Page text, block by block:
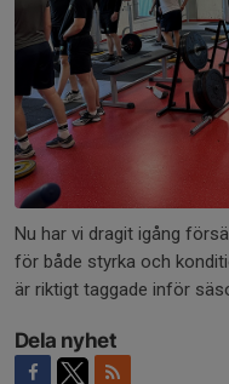
Nu har vi dragit igång
för både styrka och
är riktigt taggade inför
Dela nyhet